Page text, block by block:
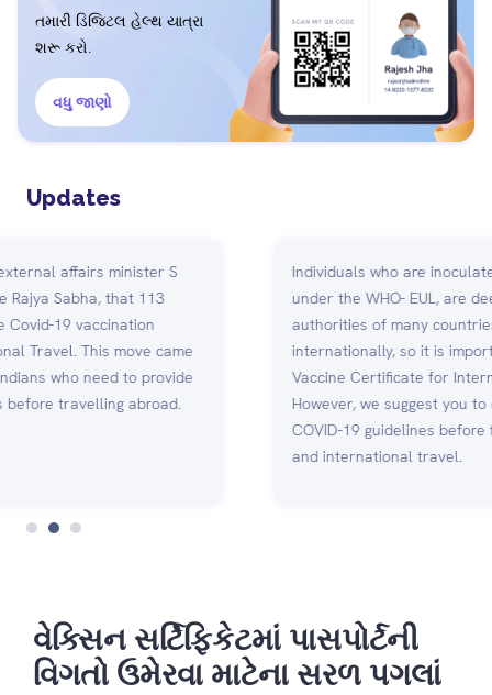
તમારી ડિજિટલ હેલ્થ યાત્રા
શરૂ કરો.
વધુ જાણો
Updates
Individuals who are inoculated with vaccines, listed
under the WHO- EUL, are deemed to be protected by
authorities of many countries and allowed to travel
internationally, so it is important for you to get your
Vaccine Certificate for International Travel.
However, we suggest you to check country-specific
COVID-19 guidelines before finalizing your itinerary
વેક્સિન સર્ટિફિકેટમાં પાસપોર્ટની
વિગતો ઉમેરવા માટેના સરળ પગલાં